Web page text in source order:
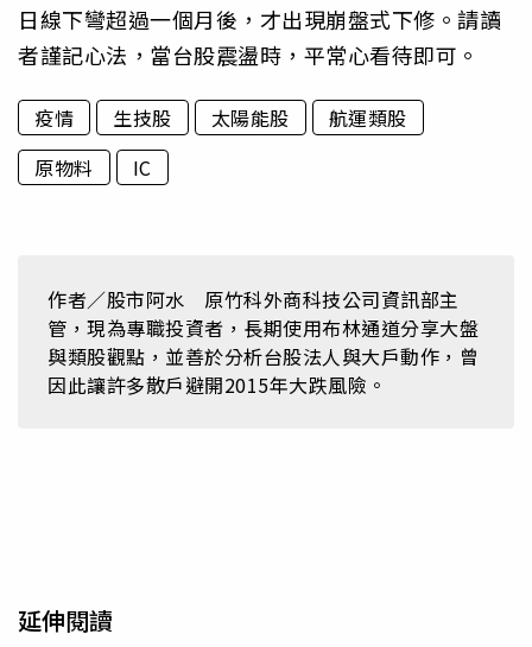
日線下彎超過一個月後，才出現崩盤式下修。請讀
者謹記心法，當台股震盪時，平常心看待即可。
疫情 生技股 太陽能股
航運類股
原物料
IC
作者／股市阿水 原竹科外商科技公司資訊部主
管，現為專職投資者，長期使用布林通道分享大盤
與類股觀點，並善於分析台股法人與大戶動作，曾
因此讓許多散戶避開2015年大跌風險。
延伸閱讀